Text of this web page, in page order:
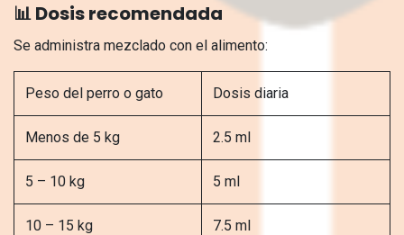
📊 Dosis recomendada
Se administra mezclado con el alimento:
Peso del perro o gato Dosis diaria
Menos de 5 kg 2.5 ml
5 – 10 kg 5 ml
10 – 15 kg 7.5 ml